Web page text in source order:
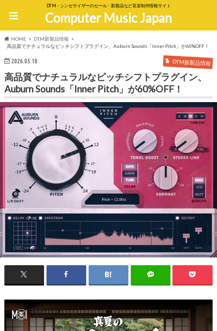
DTM・シンセサイザーのセール・新製品など音楽制作情報サイト
Computer Music Japan
HOME
DTM新製品情報
高品質でナチュラルなピッチシフトプラグイン、Auburn Sounds「Inner Pitch」が60%OFF！
2026.05.18 DTM新製品情報
高品質でナチュラルなピッチシフトプラグイン、
Auburn Sounds「Inner Pitch」が60%OFF！